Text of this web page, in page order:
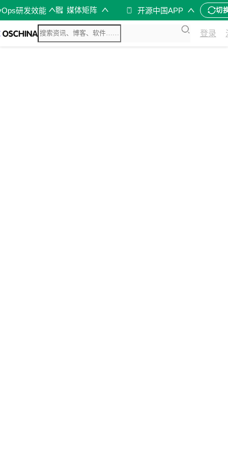
研发效能 媒体矩阵 开源中国APP 切
登录